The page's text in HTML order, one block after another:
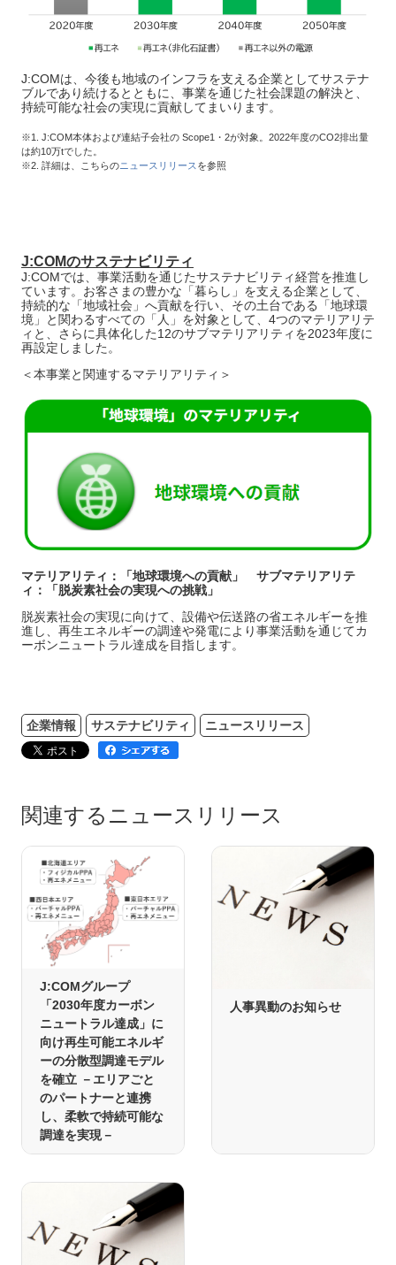
J:COMは、今後も地域のインフラを支える企業としてサステナ
ブルであり続けるとともに、事業を通じた社会課題の解決と、
持続可能な社会の実現に貢献してまいります。
※1. J:COM本体および連結子会社の Scope1・2が対象。2022年度のCO2排出量
は約10万tでした。
※2. 詳細は、こちらのニュースリリース を参照
J:COMのサステナビリティ
J:COMでは、事業活動を通じたサステナビリティ経営を推進し
ています。お客さまの豊かな「暮らし」を支える企業として、
持続的な「地域社会」へ貢献を行い、その土台である「地球環
境」と関わるすべての「人」を対象として、4つのマテリアリテ
ィと、さらに具体化した12のサブマテリアリティを2023年度に
再設定しました。
＜本事業と関連するマテリアリティ＞
マテリアリティ：「地球環境への貢献」 サブマテリアリテ
ィ：「脱炭素社会の実現への挑戦」
脱炭素社会の実現に向けて、設備や伝送路の省エネルギーを推
進し、再生エネルギーの調達や発電により事業活動を通じてカ
ーボンニュートラル達成を目指します。
企業情報 サステナビリティ ニュースリリース
関連するニュースリリース
J:COMグループ
「2030年度カーボン
ニュートラル達成」に
向け再生可能エネルギ
ーの分散型調達モデル
を確立 －エリアごと
のパートナーと連携
し、柔軟で持続可能な
調達を実現－
人事異動のお知らせ